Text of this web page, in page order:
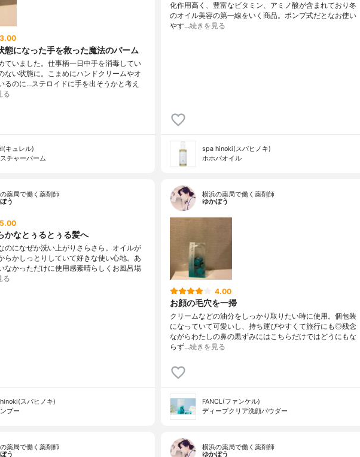
3.00
態になった手を救った魔法のバーム
ていました。仕事柄一日中手を消毒してい
ない状態に。こまめにハンドクリームやオ
るのに…ステロイドに手を出そうかと考え
る
キュレル)
チャーバーム
化作用高く、豊富なビタミン、アミノ酸が含まれており冬
のオイル美容の第一線をいく商品。ポンプ式だとなお使い
やす…続きを見る
spa hinoki(スパヒノキ)
ホホバオイル
薬局で働く薬剤師
う
5.00
かなとぅるとぅる髪へ
のになぜか洗い上がりさらさら。オイルが
らかしっとりしていて好きな使い心地。あ
なかっただけに使用感素晴らしくお風呂場
る
スパヒノキ)
プー
横浜の薬局で働く薬剤師
ゆかぼう
4.00
お顔の毛穴を一掃
クリームなどの油分をしっかり取りたい時に使用。個包装
になっていて可愛いし、持ち運びやすくて旅行にも◎残念
ながらわたしの鼻の黒ずみにはこちらだけではどうにもな
らず…続きを見る
FANCL(ファンケル)
ディープクリア洗顔パウダー
薬局で働く薬剤師
う
横浜の薬局で働く薬剤師
ゆかぼう